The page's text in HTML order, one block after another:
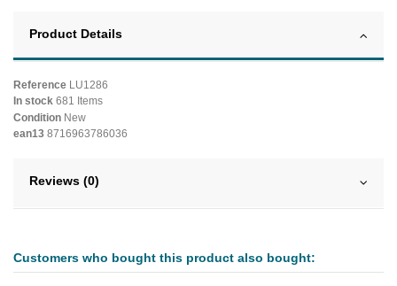
Product Details
Reference LU1286
In stock 681 Items
Condition New
ean13 8716963786036
Reviews (0)
Customers who bought this product also bought: